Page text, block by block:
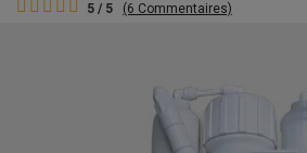
5 / 5 (6 Commentaires)